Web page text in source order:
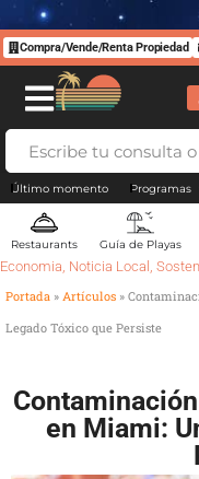
Compra/Vende/Renta Propiedad
Último momento Programas
Restaurants Guía de Playas
Economia, Noticia Local ,
Portada » Artículos »
Legado Tóxico que Persiste
en Miami: